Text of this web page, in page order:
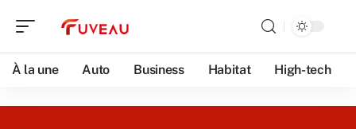
À la une Auto Business Habitat High-tech